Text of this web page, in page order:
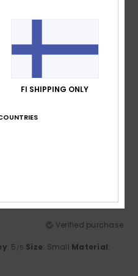
Verified purchase
: 5 /5 Size: Small Material:
FI SHIPPING ONLY